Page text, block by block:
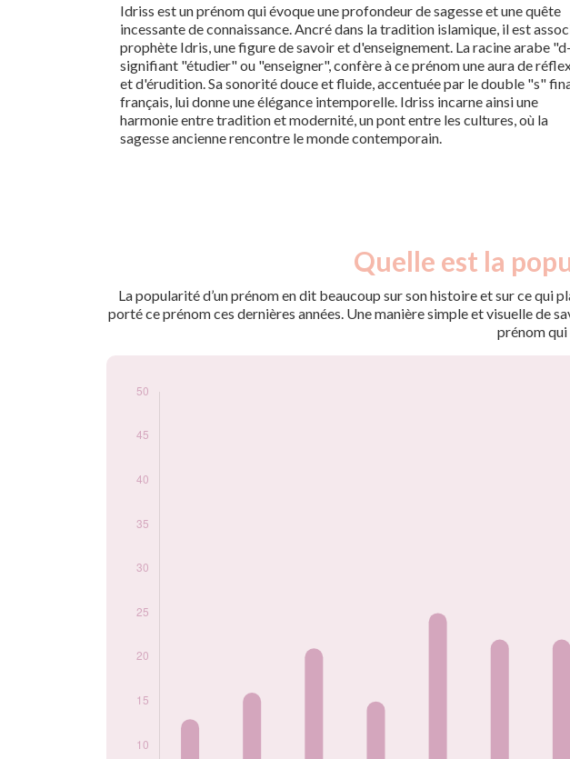
Idriss est un prénom qui évoque une profondeur de sagesse et une quête
incessante de connaissance. Ancré dans la tradition islamique, il est
prophète Idris, une figure de savoir et d'enseignement. La racine arabe
signifiant "étudier" ou "enseigner", confère à ce prénom une aura de
et d'érudition. Sa sonorité douce et fluide, accentuée par le double "s"
français, lui donne une élégance intemporelle. Idriss incarne ainsi une
harmonie entre tradition et modernité, un pont entre les cultures, où la
sagesse ancienne rencontre le monde contemporain.
Quelle est la
La popularité d’un prénom en dit beaucoup sur son histoire et sur ce qui
porté ce prénom ces dernières années. Une manière simple et visuelle de
prénom qui
Popularité du
année
2009
20
2010
13
2014
25
2016
2021
2023